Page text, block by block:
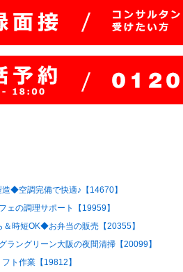
◆空調完備で快適♪【14670】
ェの調理サポート【19959】
時短OK◆お弁当の販売【20355】
ラングリーン大阪の夜間清掃【20099】
ト作業【19812】